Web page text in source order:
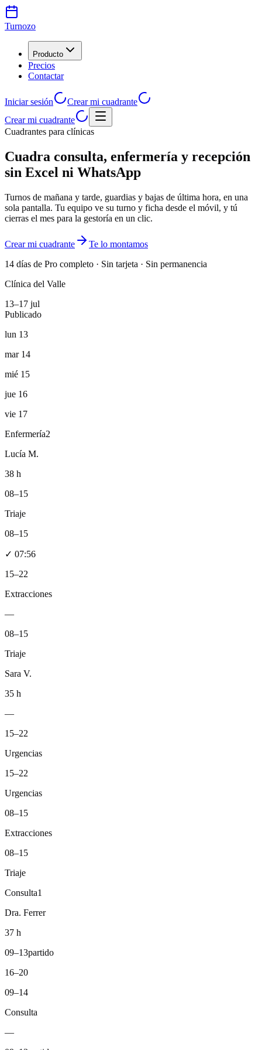
Turnozo
Producto
Precios
Contactar
Iniciar sesión
Crear mi cuadrante
Crear mi cuadrante
Cuadrantes para clínicas
Cuadra consulta, enfermería y recepción
sin Excel ni WhatsApp
Turnos de mañana y tarde, guardias y bajas de última hora, en una
sola pantalla. Tu equipo ve su turno y ficha desde el móvil, y tú
cierras el mes para la gestoría en un clic.
Crear mi cuadrante
Te lo montamos
14 días de Pro completo · Sin tarjeta · Sin permanencia
Clínica del Valle
13–17 jul
Publicado
lun 13
mar 14
mié 15
jue 16
vie 17
Enfermería2
Lucía M.
38 h
08–15
Triaje
08–15
✓ 07:56
15–22
Extracciones
—
08–15
Triaje
Sara V.
35 h
—
15–22
Urgencias
15–22
Urgencias
08–15
Extracciones
08–15
Triaje
Consulta1
Dra. Ferrer
37 h
09–13partido
16–20
09–14
Consulta
—